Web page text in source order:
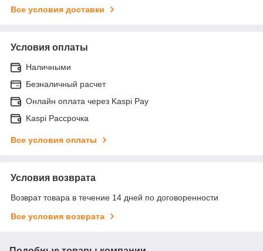
Все условия доставки
Условия оплаты
Наличными
Безналичный расчет
Онлайн оплата через Kaspi Pay
Kaspi Рассрочка
Все условия оплаты
Условия возврата
Возврат товара в течение 14 дней по договоренности
Все условия возврата